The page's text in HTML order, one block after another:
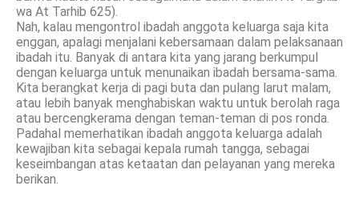
wa At Tarhib 625).
Nah, kalau mengontrol ibadah anggota keluarga saja kita
enggan, apalagi menjalani kebersamaan dalam pelaksanaan
ibadah itu. Banyak di antara kita yang jarang berkumpul
dengan keluarga untuk menunaikan ibadah bersama-sama.
Kita berangkat kerja di pagi buta dan pulang larut malam,
atau lebih banyak menghabiskan waktu untuk berolah raga
atau bercengkerama dengan teman-teman di pos ronda.
Padahal memerhatikan ibadah anggota keluarga adalah
kewajiban kita sebagai kepala rumah tangga, sebagai
keseimbangan atas ketaatan dan pelayanan yang mereka
berikan.